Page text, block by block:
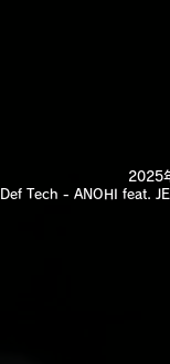
2025
Def Tech - ANOHI feat.